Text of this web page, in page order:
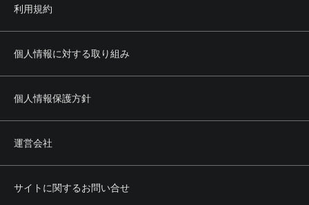
利用規約
個人情報に対する取り組み
個人情報保護方針
運営会社
サイトに関するお問い合せ